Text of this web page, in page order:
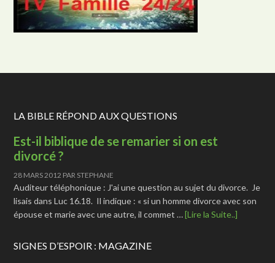
LA BIBLE RÉPOND AUX QUESTIONS
Est-il biblique de se remarier si on est
divorcé ?
28 MARS 2012 PAR STEPHANE
Auditeur téléphonique : J'ai une question au sujet du divorce. Je
lisais dans Luc 16.18. Il indique : « si un homme divorce avec son
épouse et marie avec une autre, il commet …[Lire la Suite..]
SIGNES D’ESPOIR : MAGAZINE